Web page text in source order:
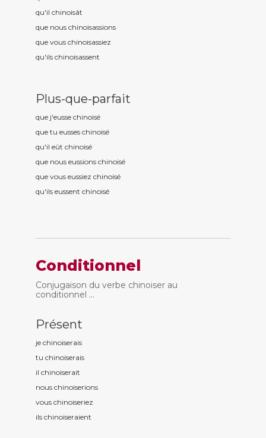
qu'il chinoisât
que nous chinoisassions
que vous chinoisassiez
qu'ils chinoisassent
Plus-que-parfait
que j'eusse chinoisé
que tu eusses chinoisé
qu'il eût chinoisé
que nous eussions chinoisé
que vous eussiez chinoisé
qu'ils eussent chinoisé
Conditionnel
Conjugaison du verbe chinoiser au
conditionnel ...
Présent
je chinoiserais
tu chinoiserais
il chinoiserait
nous chinoiserions
vous chinoiseriez
ils chinoiseraient